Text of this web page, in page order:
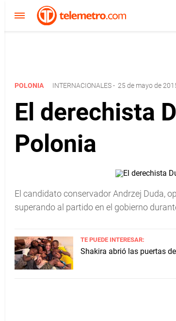
POLONIA INTERNACIONALES- 25 de mayo de
El derechista
Polonia
El candidato conservador Andrzej Duda,
superando al partido en el gobierno
TE PUEDE INTERESAR:
Shakira abrió las puertas